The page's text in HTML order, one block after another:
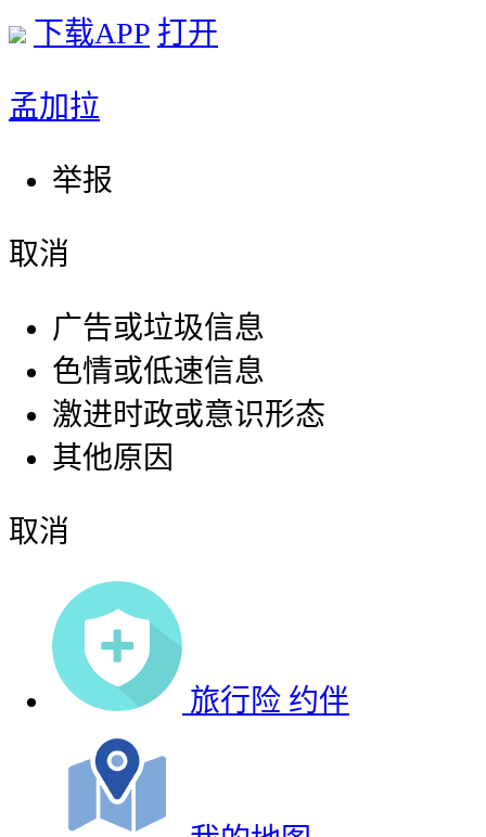
下载APP 打开
孟加拉
举报
取消
广告或垃圾信息
色情或低速信息
激进时政或意识形态
其他原因
取消
旅行险 约伴